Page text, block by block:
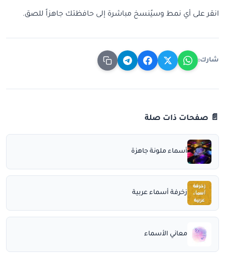
انقر على أي نمط وسيُنسخ مباشرة إلى حافظتك جاهزاً للصق.
شارك:
📄 صفحات ذات صلة
أسماء ملونة جاهزة
زخرفة أسماء عربية
معاني الأسماء